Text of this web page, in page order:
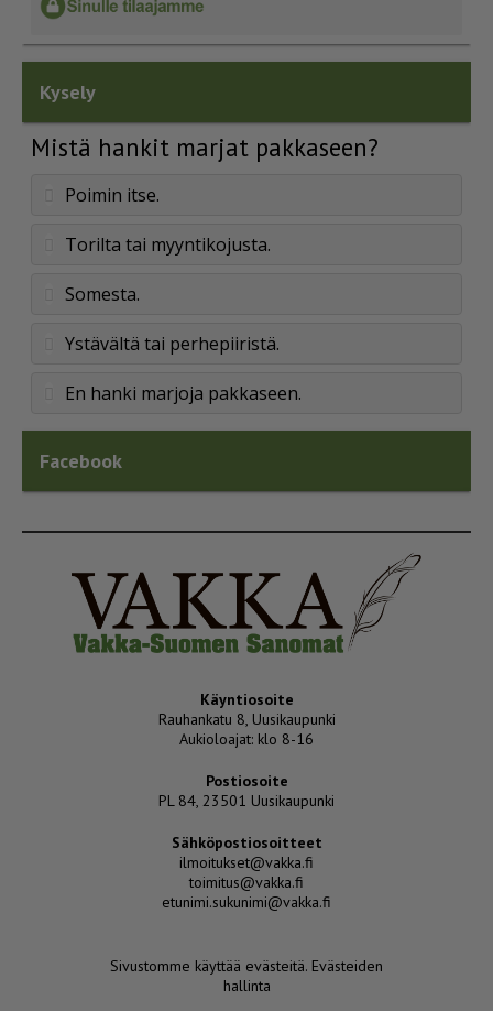
Kysely
Mistä hankit marjat pakkaseen?
Poimin itse.
Torilta tai myyntikojusta.
Somesta.
Ystävältä tai perhepiiristä.
En hanki marjoja pakkaseen.
Facebook
Käyntiosoite
Rauhankatu 8, Uusikaupunki
Aukioloajat: klo 8-16
Postiosoite
PL 84, 23501 Uusikaupunki
Sähköpostiosoitteet
ilmoitukset@vakka.fi
toimitus@vakka.fi
etunimi.sukunimi@vakka.fi
Sivustomme käyttää evästeitä. Evästeiden
hallinta